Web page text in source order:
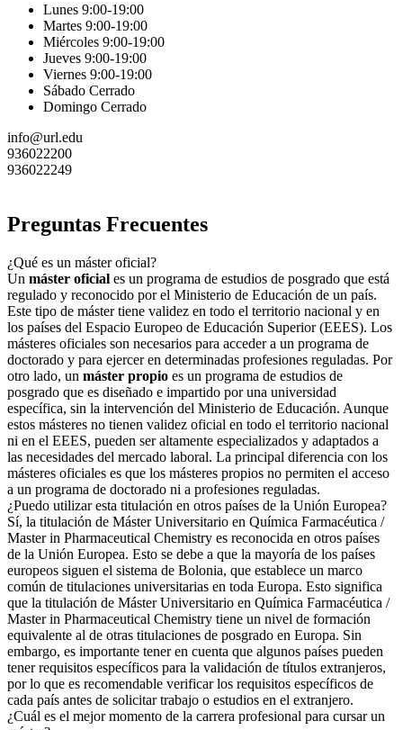
Lunes 9:00-19:00
Martes 9:00-19:00
Miércoles 9:00-19:00
Jueves 9:00-19:00
Viernes 9:00-19:00
Sábado Cerrado
Domingo Cerrado
info@url.edu
936022200
936022249
Preguntas Frecuentes
¿Qué es un máster oficial?
Un máster oficial es un programa de estudios de posgrado que está
regulado y reconocido por el Ministerio de Educación de un país.
Este tipo de máster tiene validez en todo el territorio nacional y en
los países del Espacio Europeo de Educación Superior (EEES). Los
másteres oficiales son necesarios para acceder a un programa de
doctorado y para ejercer en determinadas profesiones reguladas. Por
otro lado, un máster propio es un programa de estudios de
posgrado que es diseñado e impartido por una universidad
específica, sin la intervención del Ministerio de Educación. Aunque
estos másteres no tienen validez oficial en todo el territorio nacional
ni en el EEES, pueden ser altamente especializados y adaptados a
las necesidades del mercado laboral. La principal diferencia con los
másteres oficiales es que los másteres propios no permiten el acceso
a un programa de doctorado ni a profesiones reguladas.
¿Puedo utilizar esta titulación en otros países de la Unión Europea?
Sí, la titulación de Máster Universitario en Química Farmacéutica /
Master in Pharmaceutical Chemistry es reconocida en otros países
de la Unión Europea. Esto se debe a que la mayoría de los países
europeos siguen el sistema de Bolonia, que establece un marco
común de titulaciones universitarias en toda Europa. Esto significa
que la titulación de Máster Universitario en Química Farmacéutica /
Master in Pharmaceutical Chemistry tiene un nivel de formación
equivalente al de otras titulaciones de posgrado en Europa. Sin
embargo, es importante tener en cuenta que algunos países pueden
tener requisitos específicos para la validación de títulos extranjeros,
por lo que es recomendable verificar los requisitos específicos de
cada país antes de solicitar trabajo o estudios en el extranjero.
¿Cuál es el mejor momento de la carrera profesional para cursar un